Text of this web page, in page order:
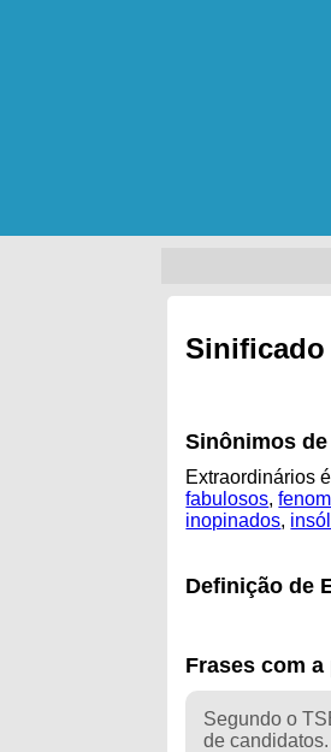
Sinônimos
Extraordinários
fabulosos,
inopinados,
Definição de
Frases com
Segundo o
de candidatos.